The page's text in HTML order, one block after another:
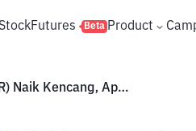
Futures Beta Product
Harga Tensor (TNSR) Naik Kencang, Apakah Rally Masih Berlanjut?